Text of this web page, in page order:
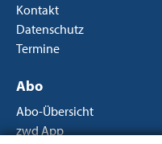
Kontakt
Datenschutz
Termine
Abo
Abo-Übersicht
zwd App